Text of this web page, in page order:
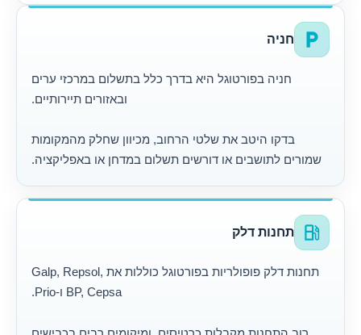
local_parking חניה
חניה בפורטוגל היא בדרך כלל בתשלום במרכזי ערים
ובאזורים תיירותיים.
בדקו היטב את שלטי הרחוב, מכיוון שחלק מהמקומות
שמורים לתושבים או דורשים תשלום במדחן או באפליקציה.
local_gas_station תחנות דלק
תחנות דלק פופולריות בפורטוגל כוללות את Galp, Repsol,
BP, Cepsa ו-Prio.